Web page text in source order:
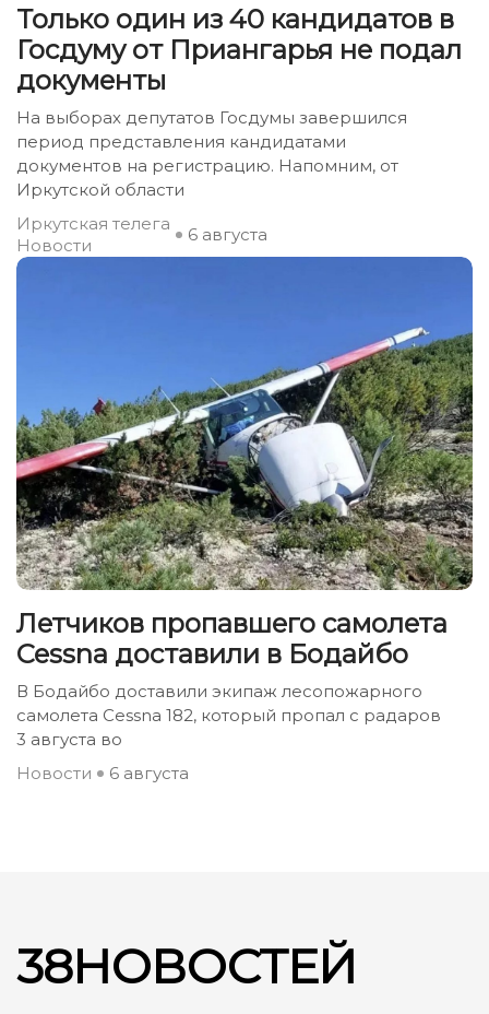
Только один из 40 кандидатов в
Госдуму от Приангарья не подал
документы
На выборах депутатов Госдумы завершился
период представления кандидатами
документов на регистрацию. Напомним, от
Иркутской области
Иркутская телега
Новости
6 августа
Летчиков пропавшего самолета
Cessna доставили в Бодайбо
В Бодайбо доставили экипаж лесопожарного
самолета Cessna 182, который пропал с радаров
3 августа во
Новости
6 августа
38НОВОСТЕЙ